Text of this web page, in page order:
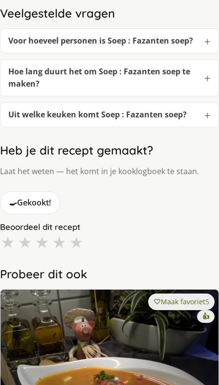
Veelgestelde vragen
Voor hoeveel personen is Soep : Fazanten soep?
Hoe lang duurt het om Soep : Fazanten soep te
maken?
Uit welke keuken komt Soep : Fazanten soep?
Heb je dit recept gemaakt?
Laat het weten — het komt in je kooklogboek te staan.
🍳Gekookt!
Beoordeel dit recept
★ ★ ★ ★ ★
Probeer dit ook
Maak favoriet5
👍